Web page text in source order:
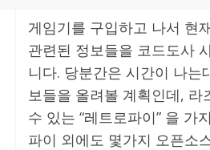
게임기를 구입하고 나서 현
관련된 정보들을 코드도사
니다. 당분간은 시간이 나는
보들을 올려볼 계획인데, 라
수 있는 “레트로파이” 을 가
파이 외에도 몇가지 오픈소